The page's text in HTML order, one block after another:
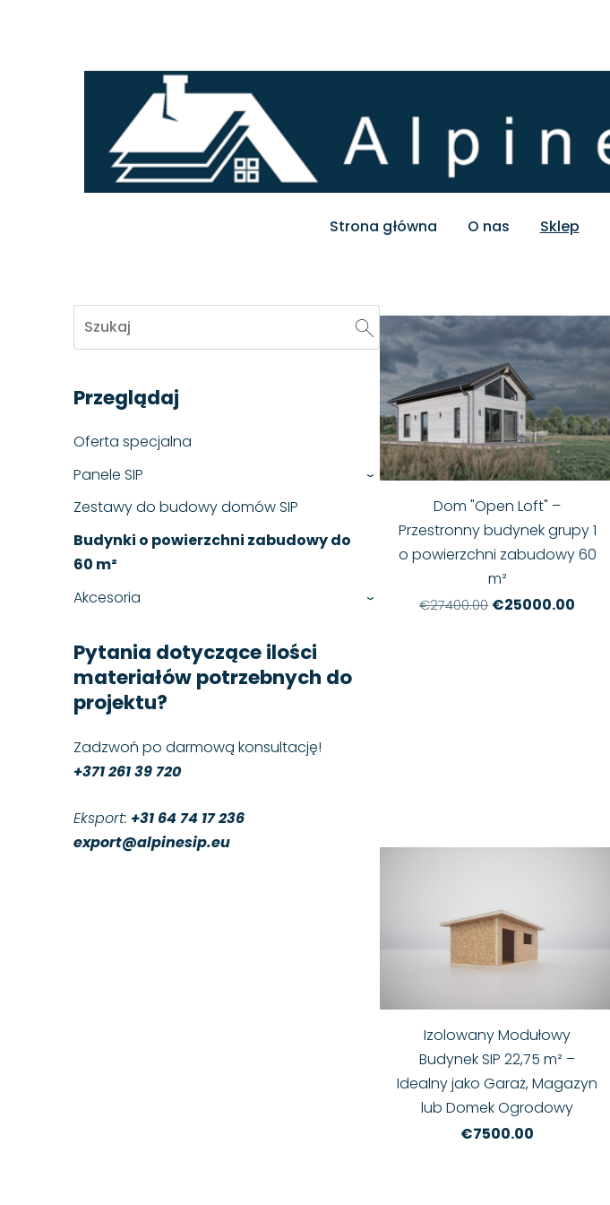
Strona główna O nas Sklep
Przeglądaj
Oferta specjalna
Panele SIP
›
Zestawy do budowy domów SIP
Budynki o powierzchni zabudowy do
60 m²
Akcesoria
›
Pytania dotyczące ilości
materiałów potrzebnych do
projektu?
Zadzwoń po darmową konsultację!
+371 261 39 720
Eksport: +31 64 74 17 236
export@alpinesip.eu
Dom "Open Loft" –
Przestronny budynek grupy 1
o powierzchni zabudowy 60
m²
€27400.00 €25000.00
Izolowany Modułowy
Budynek SIP 22,75 m² –
Idealny jako Garaż, Magazyn
lub Domek Ogrodowy
€7500.00